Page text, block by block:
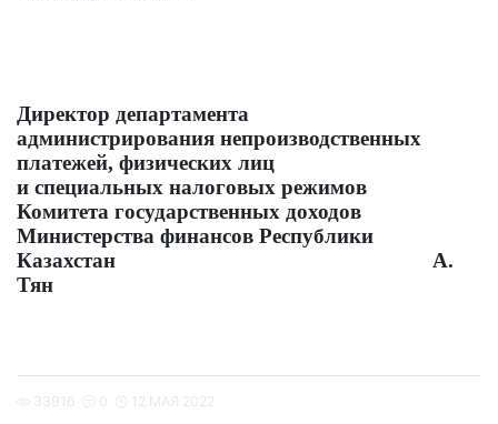
Директор департамента
администрирования непроизводственных
платежей, физических лиц
и специальных налоговых режимов
Комитета государственных доходов
Министерства финансов Республики
Казахстан А.
Тян